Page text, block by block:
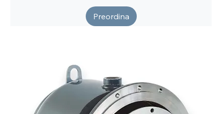
Preordina